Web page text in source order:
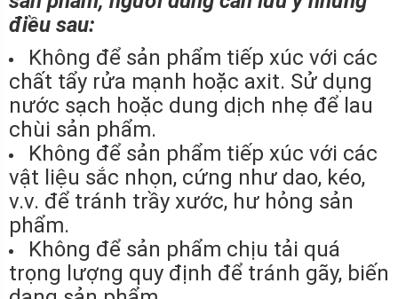
điều sau:
Không để sản phẩm tiếp xúc với các
chất tẩy rửa mạnh hoặc axit. Sử dụng
nước sạch hoặc dung dịch nhẹ để lau
chùi sản phẩm.
Không để sản phẩm tiếp xúc với các
vật liệu sắc nhọn, cứng như dao, kéo,
v.v. để tránh trầy xước, hư hỏng sản
phẩm.
Không để sản phẩm chịu tải quá
trọng lượng quy định để tránh gãy, biến